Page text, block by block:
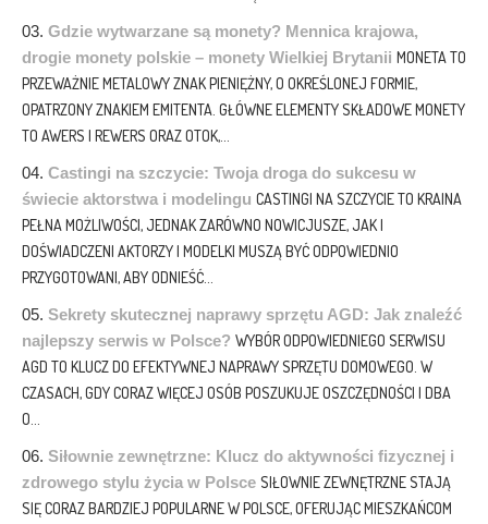
Gdzie wytwarzane są monety? Mennica krajowa,
drogie monety polskie – monety Wielkiej Brytanii MONETA TO
PRZEWAŻNIE METALOWY ZNAK PIENIĘŻNY, O OKREŚLONEJ FORMIE,
OPATRZONY ZNAKIEM EMITENTA. GŁÓWNE ELEMENTY SKŁADOWE MONETY
TO AWERS I REWERS ORAZ OTOK,...
Castingi na szczycie: Twoja droga do sukcesu w
świecie aktorstwa i modelingu CASTINGI NA SZCZYCIE TO KRAINA
PEŁNA MOŻLIWOŚCI, JEDNAK ZARÓWNO NOWICJUSZE, JAK I
DOŚWIADCZENI AKTORZY I MODELKI MUSZĄ BYĆ ODPOWIEDNIO
PRZYGOTOWANI, ABY ODNIEŚĆ...
Sekrety skutecznej naprawy sprzętu AGD: Jak znaleźć
najlepszy serwis w Polsce? WYBÓR ODPOWIEDNIEGO SERWISU
AGD TO KLUCZ DO EFEKTYWNEJ NAPRAWY SPRZĘTU DOMOWEGO. W
CZASACH, GDY CORAZ WIĘCEJ OSÓB POSZUKUJE OSZCZĘDNOŚCI I DBA
O...
Siłownie zewnętrzne: Klucz do aktywności fizycznej i
zdrowego stylu życia w Polsce SIŁOWNIE ZEWNĘTRZNE STAJĄ
SIĘ CORAZ BARDZIEJ POPULARNE W POLSCE, OFERUJĄC MIESZKAŃCOM